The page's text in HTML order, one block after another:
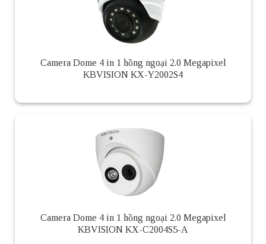
Camera Dome 4 in 1 hồng ngoại 2.0 Megapixel
KBVISION KX-Y2002S4
Camera Dome 4 in 1 hồng ngoại 2.0 Megapixel
KBVISION KX-C2004S5-A